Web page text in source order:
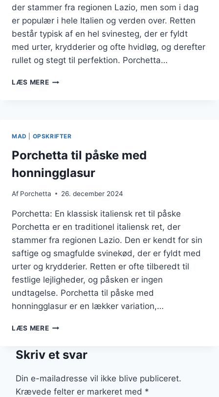
der stammer fra regionen Lazio, men som i dag
er populær i hele Italien og verden over. Retten
består typisk af en hel svinesteg, der er fyldt
med urter, krydderier og ofte hvidløg, og derefter
rullet og stegt til perfektion. Porchetta…
LÆS MEREPORCHETTA
MAD OPSKRIFTER
Porchetta til påske med
honningglasur
Af Porchetta 26. december 2024
Porchetta: En klassisk italiensk ret til påske
Porchetta er en traditionel italiensk ret, der
stammer fra regionen Lazio. Den er kendt for sin
saftige og smagfulde svinekød, der er fyldt med
urter og krydderier. Retten er ofte tilberedt til
festlige lejligheder, og påsken er ingen
undtagelse. Porchetta til påske med
honningglasur er en lækker variation,…
LÆS MEREPORCHETTA
MED
Skriv et svar
Din e-mailadresse vil ikke blive publiceret.
Krævede felter er markeret med *